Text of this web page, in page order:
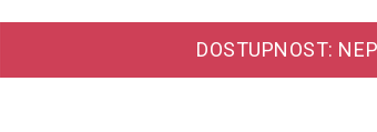
DOSTUPNOST: